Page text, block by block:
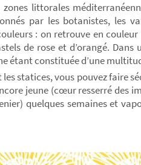
littorales
par les botanistes, les
: on retrouve en
de rose et d’orangé. Dans
étant constituée d’une
statices, vous pouvez faire
jeune (cœur resserré des
quelques semaines et